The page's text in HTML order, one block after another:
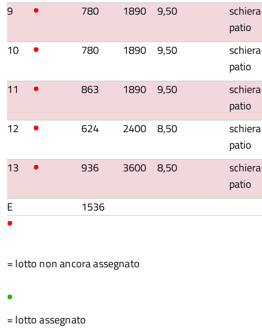
9
780 1890 9,50
patio
10
780 1890 9,50
patio
11
863 1890 9,50
patio
12
624 2400 8,50
patio
13
936 3600 8,50
patio
E
1536
= lotto non ancora assegnato
= lotto assegnato